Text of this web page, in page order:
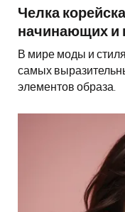
Челка
начинающих и
В мире моды и
самых
элементов образа.